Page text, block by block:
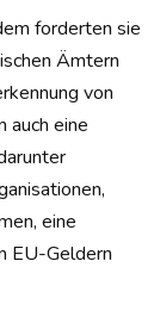
forderten sie
Ämtern
von
auch eine
eine
EU-Geldern